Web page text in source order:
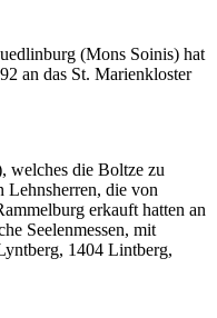
(Mons Soinis) hat
an das St. Marienkloster
welches die Boltze zu
die von
erkauft hatten an
Seelenmessen, mit
1404 Lintberg,